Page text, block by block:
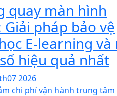
quay màn hình
Giải pháp bảo vệ
E-learning và
hiệu quả nhất
2026